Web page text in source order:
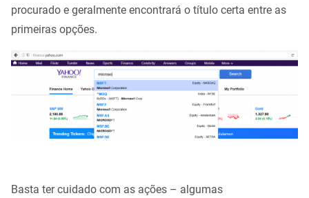
procurado e geralmente encontrará o título certa entre as
primeiras opções.
Basta ter cuidado com as ações – algumas